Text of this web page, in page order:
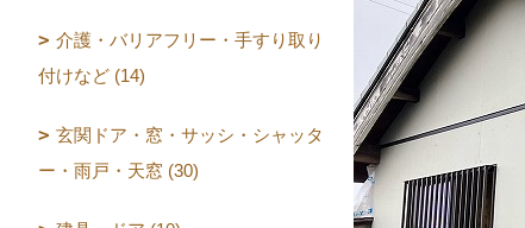
介護・バリアフリー・手すり取り
付けなど (14)
玄関ドア・窓・サッシ・シャッタ
ー・雨戸・天窓 (30)